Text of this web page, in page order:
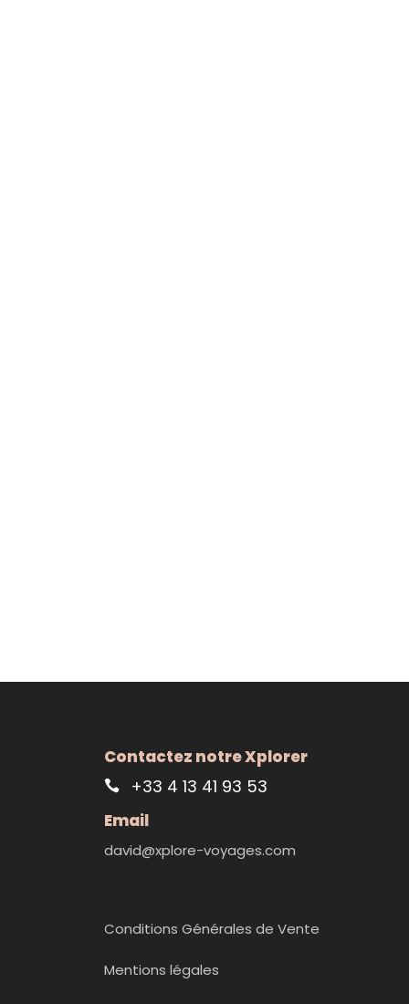
Contactez notre Xplorer
+33 4 13 41 93 53
Email
david@xplore-voyages.com
Conditions Générales de Vente
Mentions légales